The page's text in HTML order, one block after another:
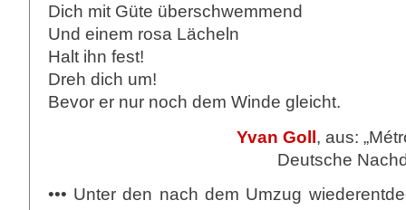
Dich mit Güte überschwemmend
Und einem rosa Lächeln
Halt ihn fest!
Dreh dich um!
Bevor er nur noch dem Winde gleicht.
Yvan Goll , aus:
Deutsche
••• Unter den nach dem Umzug